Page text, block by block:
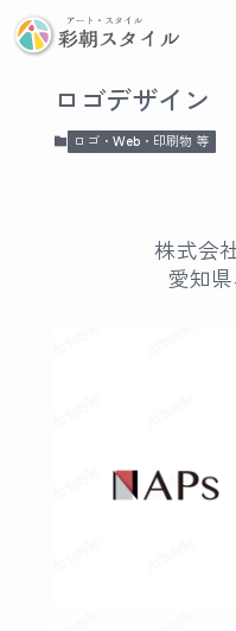
ロゴデザイン
ロゴ・Web・印刷物 等
株式会
愛知